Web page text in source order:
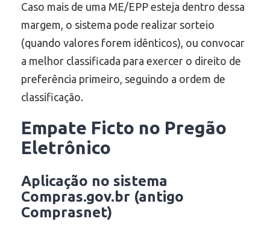
Caso mais de uma ME/EPP esteja dentro dessa
margem, o sistema pode realizar sorteio
(quando valores forem idênticos), ou convocar
a melhor classificada para exercer o direito de
preferência primeiro, seguindo a ordem de
classificação.
Empate Ficto no Pregão
Eletrônico
Aplicação no sistema
Compras.gov.br (antigo
Comprasnet)